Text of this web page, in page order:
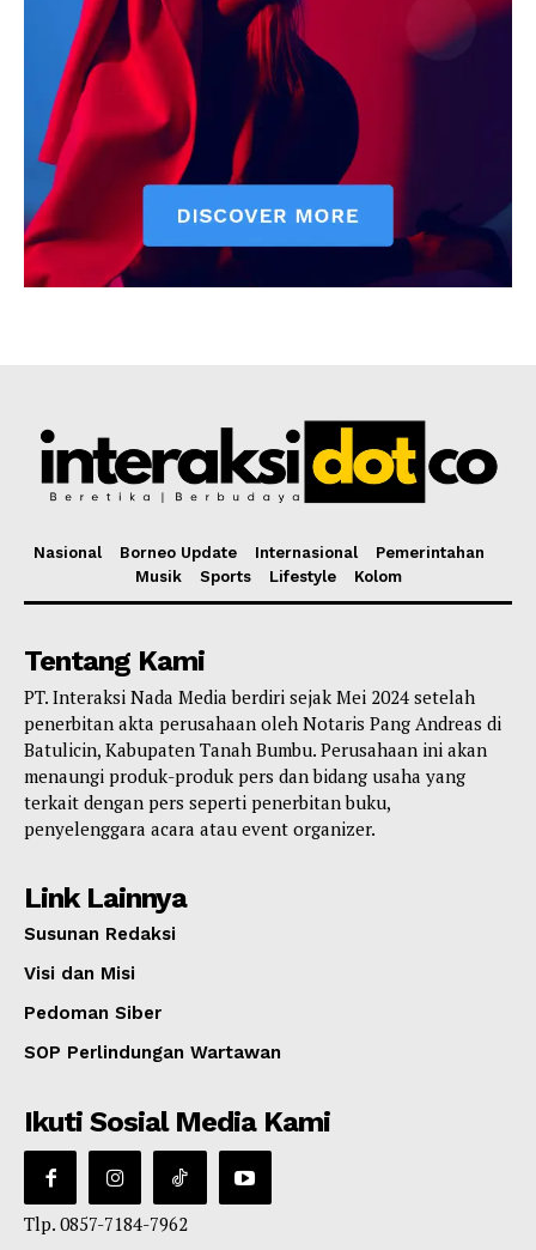
Nasional Borneo Update Internasional
Pemerintahan
Musik
Sports Lifestyle Kolom
Tentang Kami
PT. Interaksi Nada Media berdiri sejak Mei 2024 setelah
penerbitan akta perusahaan oleh Notaris Pang Andreas di
Batulicin, Kabupaten Tanah Bumbu. Perusahaan ini akan
menaungi produk-produk pers dan bidang usaha yang
terkait dengan pers seperti penerbitan buku,
penyelenggara acara atau event organizer.
Link Lainnya
Susunan Redaksi
Visi dan Misi
Pedoman Siber
SOP Perlindungan Wartawan
Ikuti Sosial Media Kami
Tlp. 0857-7184-7962